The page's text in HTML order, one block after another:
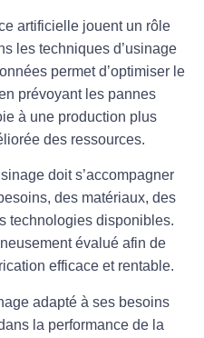
artificielle jouent un rôle
les techniques d’usinage
permet d’optimiser le
prévoyant les pannes
à une production plus
des ressources.
doit s’accompagner
des matériaux, des
technologies disponibles.
évalué afin de
efficace et rentable.
adapté à ses besoins
la performance de la